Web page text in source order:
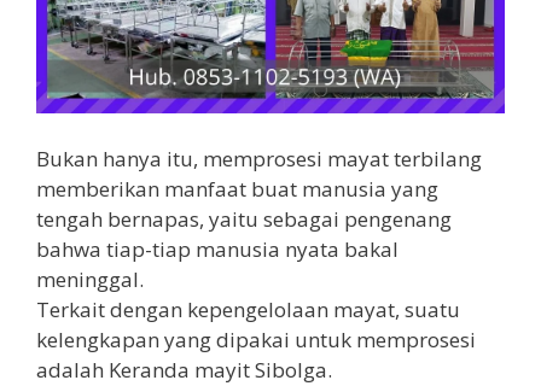
Bukan hanya itu, memprosesi mayat terbilang
memberikan manfaat buat manusia yang
tengah bernapas, yaitu sebagai pengenang
bahwa tiap-tiap manusia nyata bakal
meninggal.
Terkait dengan kepengelolaan mayat, suatu
kelengkapan yang dipakai untuk memprosesi
adalah Keranda mayit Sibolga.